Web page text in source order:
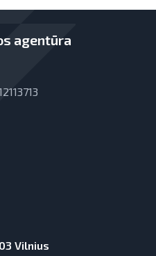
agentūra
Vilnius